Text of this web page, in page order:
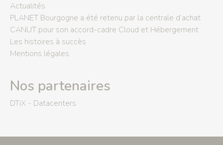
Actualités
PLANET Bourgogne a été retenu par la centrale d’achat
CANUT pour son accord-cadre Cloud et Hébergement
Les histoires à succès
Mentions légales
Nos partenaires
DTiX - Datacenters